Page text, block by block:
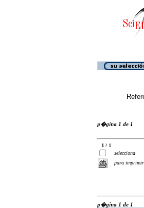
p�gina 1 de 1
1 / 1
selecciona
para imprimir
p�gina 1 de 1